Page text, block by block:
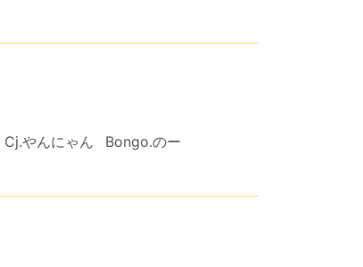
Cj.やんにゃん Bongo.のー